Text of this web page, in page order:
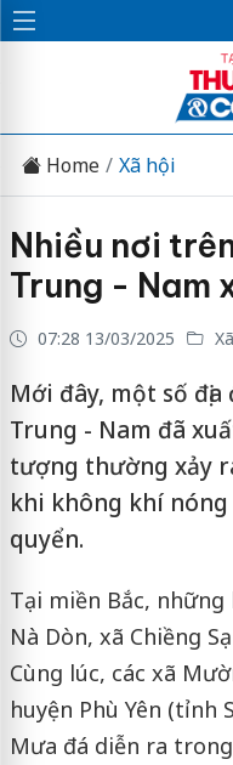
Home Xã hội
Nhiều nơi
Trung - Nam
07:28 13/03/2025
Mới đây, một số
Trung - Nam đã
tượng thường xảy
khi không khí
quyển.
Tại miền Bắc,
Nà Dòn, xã Chiềng
Cùng lúc, các xã
huyện Phù Yên (tỉnh
Mưa đá diễn ra